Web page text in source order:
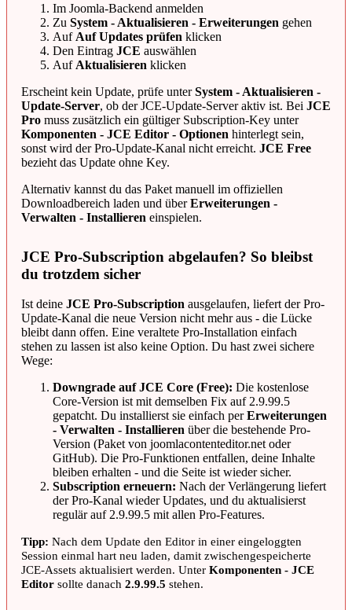
Im Joomla-Backend anmelden
Zu System - Aktualisieren - Erweiterungen gehen
Auf Auf Updates prüfen klicken
Den Eintrag JCE auswählen
Auf Aktualisieren klicken
Erscheint kein Update, prüfe unterSystem - Aktualisieren -
Update-Server, ob der JCE-Update-Server aktiv ist. Bei JCE
Pro muss zusätzlich ein gültiger Subscription-Key unter
Komponenten - JCE Editor - Optionen hinterlegt sein,
sonst wird der Pro-Update-Kanal nicht erreicht. JCE Free
bezieht das Update ohne Key.
Alternativ kannst du das Paket manuell im offiziellen
Downloadbereich laden und überErweiterungen -
Verwalten - Installieren einspielen.
JCE Pro-Subscription abgelaufen? So bleibst
du trotzdem sicher
Ist deine JCE Pro-Subscription ausgelaufen, liefert der Pro-
Update-Kanal die neue Version nicht mehr aus - die Lücke
bleibt dann offen. Eine veraltete Pro-Installation einfach
stehen zu lassen ist also keine Option. Du hast zwei sichere
Wege:
Downgrade auf JCE Core (Free): Die kostenlose
Core-Version ist mit demselben Fix auf 2.9.99.5
gepatcht. Du installierst sie einfach perErweiterungen
- Verwalten - Installieren über die bestehende Pro-
Version (Paket von joomlacontenteditor.net oder
GitHub). Die Pro-Funktionen entfallen, deine Inhalte
bleiben erhalten - und die Seite ist wieder sicher.
Subscription erneuern: Nach der Verlängerung liefert
der Pro-Kanal wieder Updates, und du aktualisierst
regulär auf 2.9.99.5 mit allen Pro-Features.
Tipp: Nach dem Update den Editor in einer eingeloggten
Session einmal hart neu laden, damit zwischengespeicherte
JCE-Assets aktualisiert werden. Unter Komponenten - JCE
Editor sollte danach 2.9.99.5 stehen.